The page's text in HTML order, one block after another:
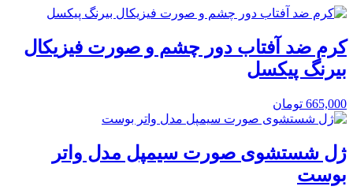
کرم ضد آفتاب دور چشم و صورت فیزیکال
بیرنگ پیکسل
665,000 تومان
ژل شستشوی صورت سیمپل مدل واتر
بوست